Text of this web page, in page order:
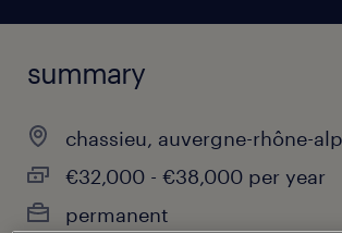
summary
chassieu, auvergne-rhône-
€32,000 - €38,000 per year
permanent